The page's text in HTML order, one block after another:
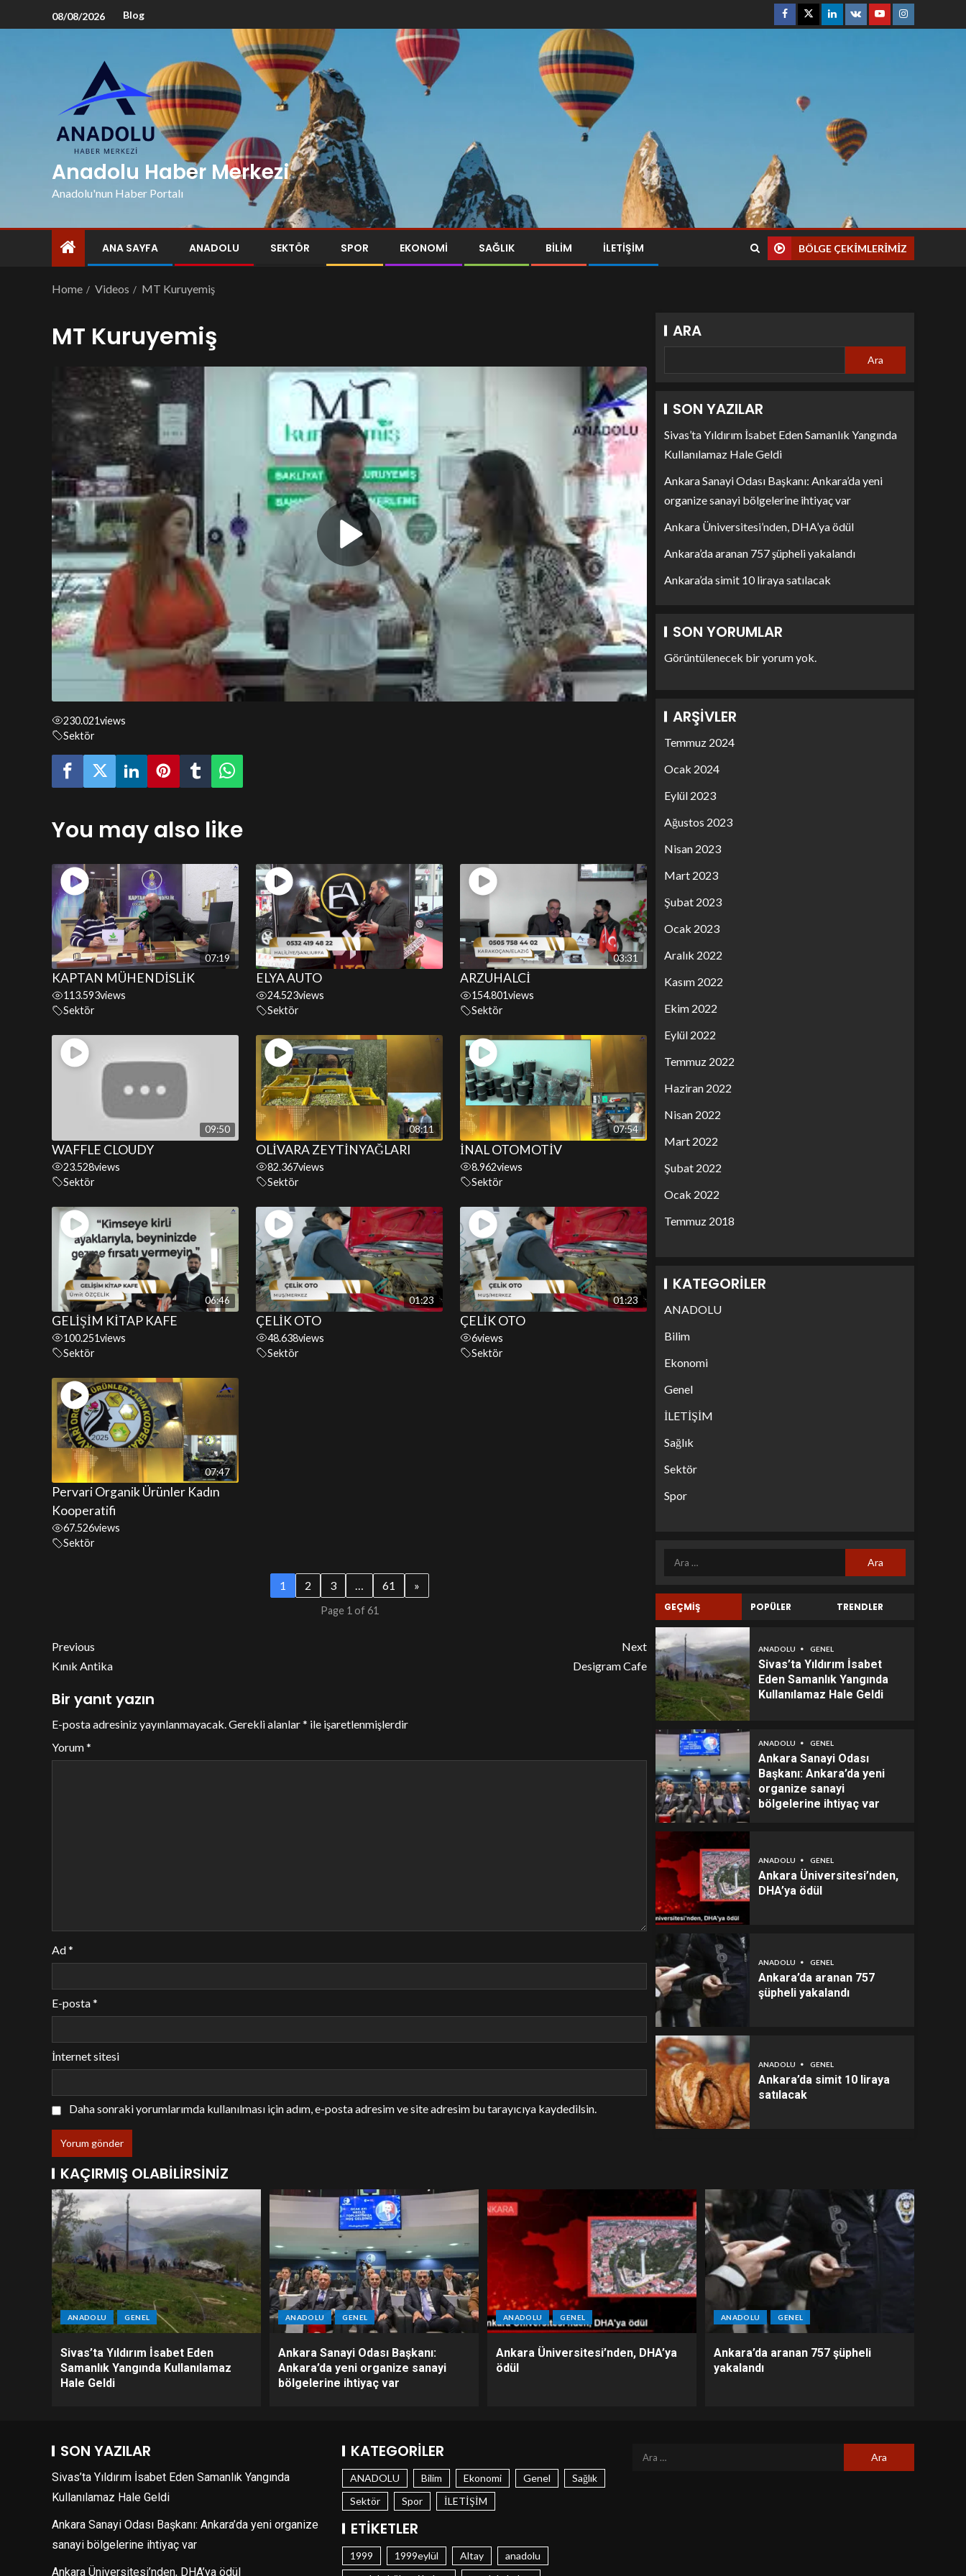
08/08/2026 Blog
Anadolu Haber Merkezi
Anadolu'nun Haber Portalı
ANA SAYFA ANADOLU SEKTÖR SPOR EKONOMI SAĞLIK BILIM İLETİŞİM BÖLGE ÇEKIMLERIMIZ
Home Videos MT Kuruyemiş
MT Kuruyemiş
230.021views
Sektör
You may also like
07:19
KAPTAN MÜHENDİSLİK
113.593views
Sektör
ELYA AUTO
24.523views
Sektör
03:31
ARZUHALCİ
154.801views
Sektör
09:50
WAFFLE CLOUDY
23.528views
Sektör
08:11
OLİVARA ZEYTİNYAĞLARI
82.367views
Sektör
07:54
İNAL OTOMOTİV
8.962views
Sektör
06:46
GELİŞİM KİTAP KAFE
100.251views
Sektör
01:23
ÇELİK OTO
48.638views
Sektör
01:23
ÇELİK OTO
6views
Sektör
07:47
Pervari Organik Ürünler Kadın
Kooperatifi
67.526views
Sektör
1 2 3 … 61 »
Page 1 of 61
Previous
Kınık Antika
Next
Desigram Cafe
Bir yanıt yazın
E-posta adresiniz yayınlanmayacak.Gerekli alanlar* ile işaretlenmişlerdir
Yorum*
Ad*
E-posta*
İnternet sitesi
Daha sonraki yorumlarımda kullanılması için adım, e-posta adresim ve site adresim bu tarayıcıya kaydedilsin.
ARA
Ara
SON YAZILAR
Sivas’ta Yıldırım İsabet Eden Samanlık Yangında
Kullanılamaz Hale Geldi
Ankara Sanayi Odası Başkanı: Ankara’da yeni
organize sanayi bölgelerine ihtiyaç var
Ankara Üniversitesi’nden, DHA’ya ödül
Ankara’da aranan 757 şüpheli yakalandı
Ankara’da simit 10 liraya satılacak
SON YORUMLAR
Görüntülenecek bir yorum yok.
ARŞIVLER
Temmuz 2024
Ocak 2024
Eylül 2023
Ağustos 2023
Nisan 2023
Mart 2023
Şubat 2023
Ocak 2023
Aralık 2022
Kasım 2022
Ekim 2022
Eylül 2022
Temmuz 2022
Haziran 2022
Nisan 2022
Mart 2022
Şubat 2022
Ocak 2022
Temmuz 2018
KATEGORILER
ANADOLU
Bilim
Ekonomi
Genel
İLETİŞİM
Sağlık
Sektör
Spor
GEÇMİŞ POPÜLER TRENDLER
ANADOLU GENEL
Sivas’ta Yıldırım İsabet
Eden Samanlık Yangında
Kullanılamaz Hale Geldi
ANADOLU GENEL
Ankara Sanayi Odası
Başkanı: Ankara’da yeni
organize sanayi
bölgelerine ihtiyaç var
ANADOLU GENEL
Ankara Üniversitesi’nden,
DHA’ya ödül
ANADOLU GENEL
Ankara’da aranan 757
şüpheli yakalandı
ANADOLU GENEL
Ankara’da simit 10 liraya
satılacak
KAÇIRMIŞ OLABILIRSINIZ
ANADOLU GENEL
Sivas’ta Yıldırım İsabet Eden
Samanlık Yangında Kullanılamaz
Hale Geldi
ANADOLU GENEL
Ankara Sanayi Odası Başkanı:
Ankara’da yeni organize sanayi
bölgelerine ihtiyaç var
ANADOLU GENEL
Ankara Üniversitesi’nden, DHA’ya
ödül
ANADOLU GENEL
Ankara’da aranan 757 şüpheli
yakalandı
SON YAZILAR
Sivas’ta Yıldırım İsabet Eden Samanlık Yangında
Kullanılamaz Hale Geldi
Ankara Sanayi Odası Başkanı: Ankara’da yeni organize
sanayi bölgelerine ihtiyaç var
Ankara Üniversitesi’nden, DHA’ya ödül
KATEGORILER
ANADOLU Bilim Ekonomi Genel
Sağlık
Sektör
Spor İLETİŞİM
ETIKETLER
1999 1999eylül Altay
anadolu